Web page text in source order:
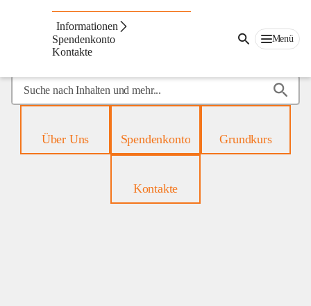
Informationen
Spendenkonto
Kontakte
Menü
Suche
nach
mehr...Über Uns Spendenkonto Grundkurs
Kontakte